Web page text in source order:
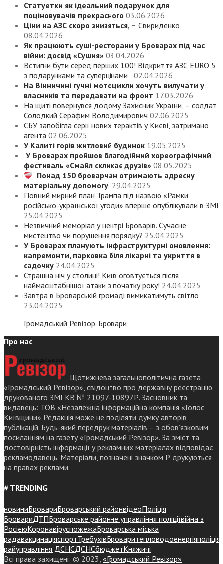
Статуетки як ідеальний подарунок для
поціновувачів прекрасного 03.06.2026
Ціни на АЗС скоро знизяться, – Свириденко
08.04.2026
Як працюють суші-ресторани у Броварах під час
війни: досвід «Сушия» 08.04.2026
Встигни бути серед перших 100! Відкриття АЗС EURO 5
з подарунками та суперцінами
02.04.2026
На Вінничині гучні мотоцикли хочуть вилучати у
власників та передавати на фронт 17.03.2026
На щиті повернувся додому Захисник України, – солдат
Солодкий Серафим Володимирович 02.06.2025
СБУ запобігла серії нових терактів у Києві, затримано
агента 02.06.2025
У Калиті горів житловий будинок 19.05.2025
У Броварах пройшов благодійний хореографічний
фестиваль «Смайл скликає друзів» 08.05.2025
Понад 150 броварчан отримають адресну
матеріальну допомогу 29.04.2025
Повний мирний план Трампа під назвою «‎Рамки
російсько-української угоди» вперше опублікували в ЗМІ
25.04.2025
Незвичний меморіал у центрі Броварів. Сучасне
мистецтво чи порушення порядку? 25.04.2025
У Броварах планують інфраструктурні оновлення:
капремонти, парковка біля лікарні та укриття в
садочку 24.04.2025
Страшна ніч у столиці! Київ оговтується після
наймасштабнішої атаки з початку року! 24.04.2025
Завтра в Броварській громаді вимикатимуть світло
23.04.2025
Громадський Ревізор. Бровари
Про нас
Щотижнева загальнополітична газета
«Громадський Ревізор», свідоцтво про державну реєстрацію
друкованого ЗМІ КВ № 21097-10897Р. Засновник та
видавець: ТОВ «Незалежна інформаційна компанія «Голос
Київщини» Редакція може не поділяти думку авторів
публікацій. Будь-який передрук матеріалів – з обов’язковим
посиланням на газету «Громадський Ревізор». За зміст та
достовірність інформації у рекламних матеріалах відповідає
рекламодавець. Матеріали, позначені значком Р друкуються
на правах реклами.
# TRENDING
новиниБровариБроварський районвідеоПоліція
БровариДТПБроварське районне управління поліціївійна з
РосієюКоронавіруспожежаБроварська міська
радавакцинаціяспортТребухівБроваритепловодоенергіяполіція
райуправління ДСНСДСНСбюджетКняжичі
Всі права захищені: © 2023, «Громадський Ревізор»